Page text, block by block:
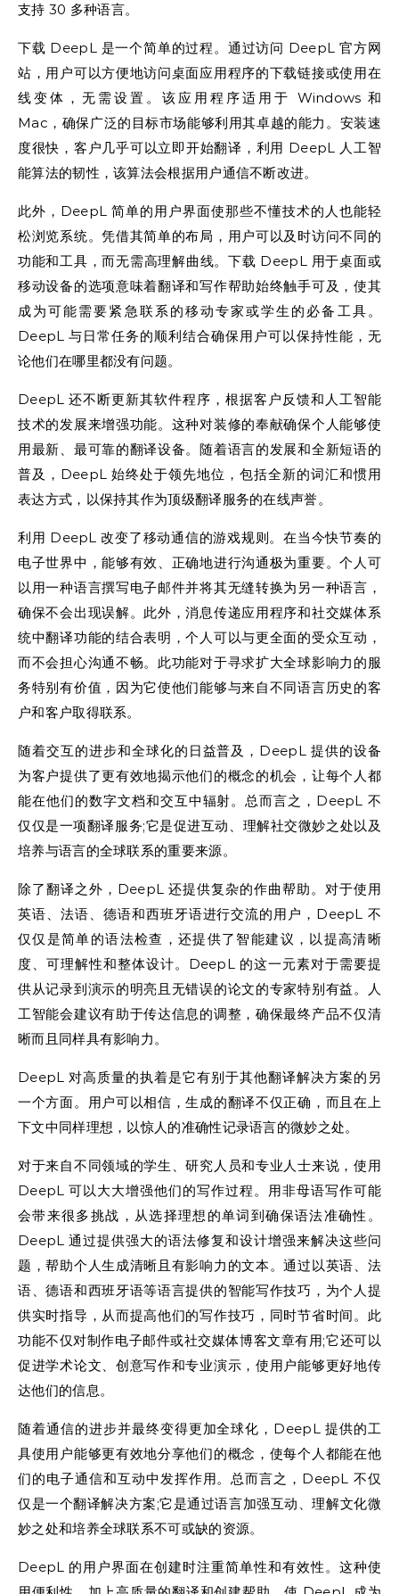
支持 30 多种语言。
下载 DeepL 是一个简单的过程。通过访问 DeepL 官方网
站，用户可以方便地访问桌面应用程序的下载链接或使用在
线变体，无需设置。该应用程序适用于 Windows 和
Mac，确保广泛的目标市场能够利用其卓越的能力。安装速
度很快，客户几乎可以立即开始翻译，利用 DeepL 人工智
能算法的韧性，该算法会根据用户通信不断改进。
此外，DeepL 简单的用户界面使那些不懂技术的人也能轻
松浏览系统。凭借其简单的布局，用户可以及时访问不同的
功能和工具，而无需高理解曲线。下载 DeepL 用于桌面或
移动设备的选项意味着翻译和写作帮助始终触手可及，使其
成为可能需要紧急联系的移动专家或学生的必备工具。
DeepL 与日常任务的顺利结合确保用户可以保持性能，无
论他们在哪里都没有问题。
DeepL 还不断更新其软件程序，根据客户反馈和人工智能
技术的发展来增强功能。这种对装修的奉献确保个人能够使
用最新、最可靠的翻译设备。随着语言的发展和全新短语的
普及，DeepL 始终处于领先地位，包括全新的词汇和惯用
表达方式，以保持其作为顶级翻译服务的在线声誉。
利用 DeepL 改变了移动通信的游戏规则。在当今快节奏的
电子世界中，能够有效、正确地进行沟通极为重要。个人可
以用一种语言撰写电子邮件并将其无缝转换为另一种语言，
确保不会出现误解。此外，消息传递应用程序和社交媒体系
统中翻译功能的结合表明，个人可以与更全面的受众互动，
而不会担心沟通不畅。此功能对于寻求扩大全球影响力的服
务特别有价值，因为它使他们能够与来自不同语言历史的客
户和客户取得联系。
随着交互的进步和全球化的日益普及，DeepL 提供的设备
为客户提供了更有效地揭示他们的概念的机会，让每个人都
能在他们的数字文档和交互中辐射。总而言之，DeepL 不
仅仅是一项翻译服务;它是促进互动、理解社交微妙之处以及
培养与语言的全球联系的重要来源。
除了翻译之外，DeepL 还提供复杂的作曲帮助。对于使用
英语、法语、德语和西班牙语进行交流的用户，DeepL 不
仅仅是简单的语法检查，还提供了智能建议，以提高清晰
度、可理解性和整体设计。DeepL 的这一元素对于需要提
供从记录到演示的明亮且无错误的论文的专家特别有益。人
工智能会建议有助于传达信息的调整，确保最终产品不仅清
晰而且同样具有影响力。
DeepL 对高质量的执着是它有别于其他翻译解决方案的另
一个方面。用户可以相信，生成的翻译不仅正确，而且在上
下文中同样理想，以惊人的准确性记录语言的微妙之处。
对于来自不同领域的学生、研究人员和专业人士来说，使用
DeepL 可以大大增强他们的写作过程。用非母语写作可能
会带来很多挑战，从选择理想的单词到确保语法准确性。
DeepL 通过提供强大的语法修复和设计增强来解决这些问
题，帮助个人生成清晰且有影响力的文本。通过以英语、法
语、德语和西班牙语等语言提供的智能写作技巧，为个人提
供实时指导，从而提高他们的写作技巧，同时节省时间。此
功能不仅对制作电子邮件或社交媒体博客文章有用;它还可以
促进学术论文、创意写作和专业演示，使用户能够更好地传
达他们的信息。
随着通信的进步并最终变得更加全球化，DeepL 提供的工
具使用户能够更有效地分享他们的概念，使每个人都能在他
们的电子通信和互动中发挥作用。总而言之，DeepL 不仅
仅是一个翻译解决方案;它是通过语言加强互动、理解文化微
妙之处和培养全球联系不可或缺的资源。
DeepL 的用户界面在创建时注重简单性和有效性。这种使